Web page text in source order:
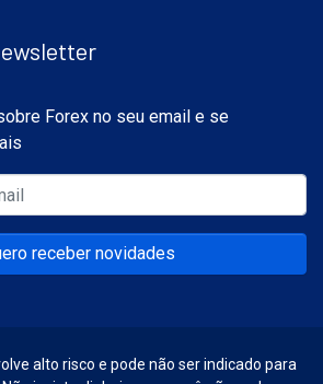
Forex no seu email e se
receber novidades
alto risco e pode não ser indicado para